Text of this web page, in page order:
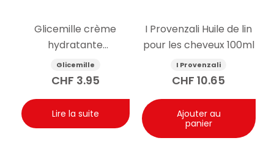
Glicemille crème
hydratante
antibactérienne pour
les mains avec
Glicemille
CHF 3.95
Lire la suite
I Provenzali Huile de lin
pour les cheveux 100ml
I Provenzali
CHF 10.65
Ajouter au
panier